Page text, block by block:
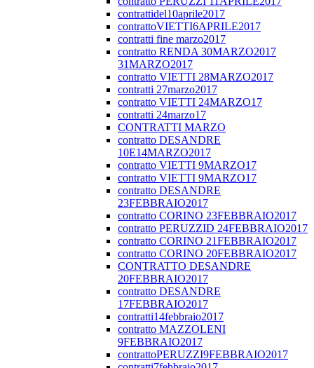
contrattidel10aprile2017
contrattoVIETTI6APRILE2017
contratti fine marzo2017
contratto RENDA 30MARZO2017
31MARZO2017
contratto VIETTI 28MARZO2017
contratti 27marzo2017
contratto VIETTI 24MARZO17
contratti 24marzo17
CONTRATTI MARZO
contratto DESANDRE
10E14MARZO2017
contratto VIETTI 9MARZO17
contratto VIETTI 9MARZO17
contratto DESANDRE
23FEBBRAIO2017
contratto CORINO 23FEBBRAIO2017
contratto PERUZZID 24FEBBRAIO2017
contratto CORINO 21FEBBRAIO2017
contratto CORINO 20FEBBRAIO2017
CONTRATTO DESANDRE
20FEBBRAIO2017
contratto DESANDRE
17FEBBRAIO2017
contratti14febbraio2017
contratto MAZZOLENI
9FEBBRAIO2017
contrattoPERUZZI9FEBBRAIO2017